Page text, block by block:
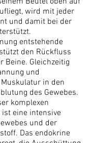
wird mit jeder
und damit bei der
entstehende
den Rückfluss
Beine. Gleichzeitig
und
in den
des Gewebes.
komplexen
eine intensive
und der
Das endokrine